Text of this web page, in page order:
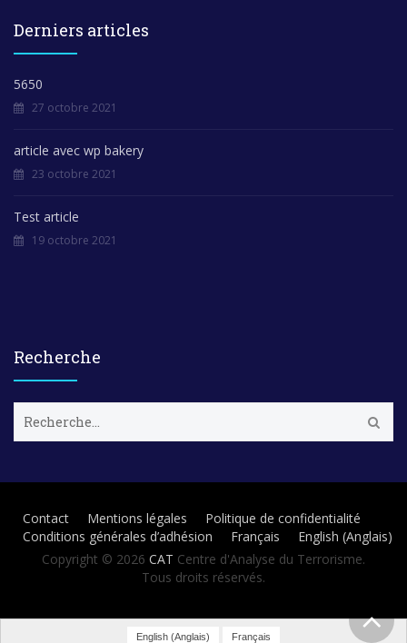
Derniers articles
5650
27 octobre 2021
article avec wp bakery
23 octobre 2021
Test article
19 octobre 2021
Recherche
c
e
Contact Mentions légales
Politique de confidentialité
Conditions générales d’adhésion
Français English (Anglais)
Copyright © 2026 CAT Centre d'Analyse du Terrorisme.
Tous droits réservés.
English (Anglais) Français